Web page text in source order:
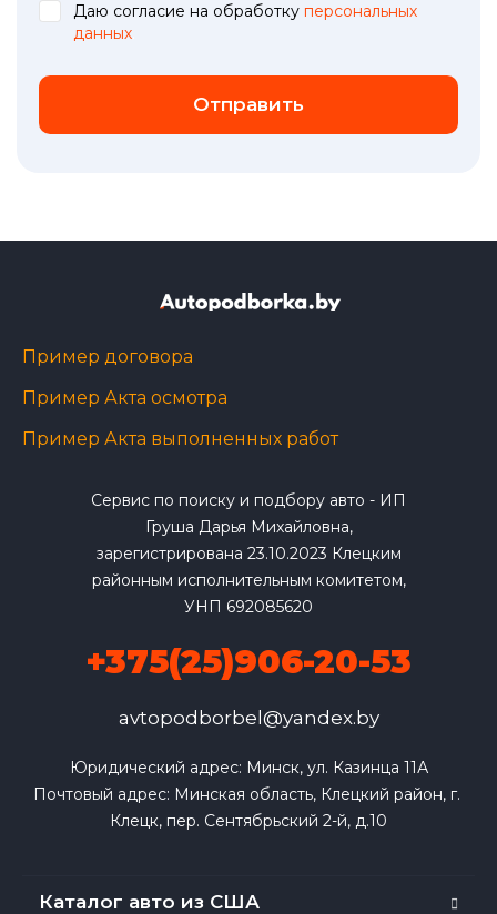
Даю согласие на обработку персональных
данных
Отправить
Пример договора
Пример Акта осмотра
Пример Акта выполненных работ
Сервис по поиску и подбору авто - ИП
Груша Дарья Михайловна,
зарегистрирована 23.10.2023 Клецким
районным исполнительным комитетом,
УНП 692085620
+375(25)906-20-53
avtopodborbel@yandex.by
Юридический адрес: Минск, ул. Казинца 11А
Почтовый адрес: Минская область, Клецкий район, г.
Клецк, пер. Сентябрьский 2-й, д.10
Каталог авто из США